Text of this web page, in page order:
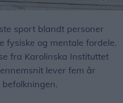
sport blandt personer
fysiske og mentale fordele.
fra Karolinska Instituttet
lever fem år